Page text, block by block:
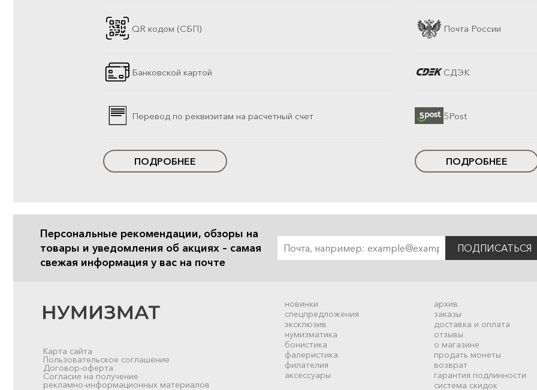
QR кодом (СБП)
Банковской картой
Перевод по реквизитам на расчетный счет
ПОДРОБНЕЕ
Почта России
СДЭК
5Post
ПОДРОБНЕЕ
Персональные рекомендации, обзоры на
товары и уведомления об акциях – самая
свежая информация у вас на почте
ПОДПИСАТЬСЯ
новинки
спецпредложения
эксклюзив
нумизматика
бонистика
фалеристика
филателия
аксессуары
архив
заказы
доставка и оплата
отзывы
о магазине
продать монеты
возврат
гарантия подлинности
система скидок
Карта сайта
Пользовательское соглашение
Договор-оферта
Согласие на получение
рекламно-информационных материалов